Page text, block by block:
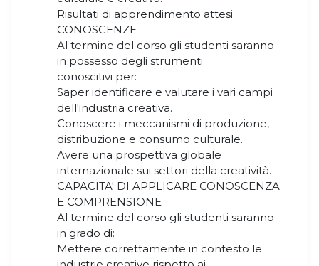
Risultati di apprendimento attesi
CONOSCENZE
Al termine del corso gli studenti saranno
in possesso degli strumenti
conoscitivi per:
Saper identificare e valutare i vari campi
dell'industria creativa.
Conoscere i meccanismi di produzione,
distribuzione e consumo culturale.
Avere una prospettiva globale
internazionale sui settori della creatività.
CAPACITA' DI APPLICARE CONOSCENZA
E COMPRENSIONE
Al termine del corso gli studenti saranno
in grado di:
Mettere correttamente in contesto le